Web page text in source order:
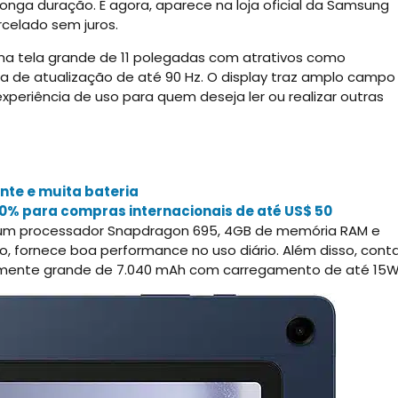
duração. E agora, aparece na loja oficial da Samsung
sem juros.
tela grande de 11 polegadas com atrativos como
de atualização de até 90 Hz. O display traz amplo campo
de uso para quem deseja ler ou realizar outras
e muita bateria
para compras internacionais de até US$ 50
processador Snapdragon 695, 4GB de memória RAM e
fornece boa performance no uso diário. Além disso,
grande de 7.040 mAh com carregamento de até